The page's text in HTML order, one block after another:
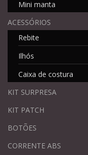
Mini manta
ACESSÓRIOS
Rebite
Ilhós
Caixa de costura
KIT SURPRESA
KIT PATCH
BOTÕES
CORRENTE ABS